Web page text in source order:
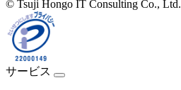
© Tsuji Hongo IT Consulting Co., Ltd.
サービス